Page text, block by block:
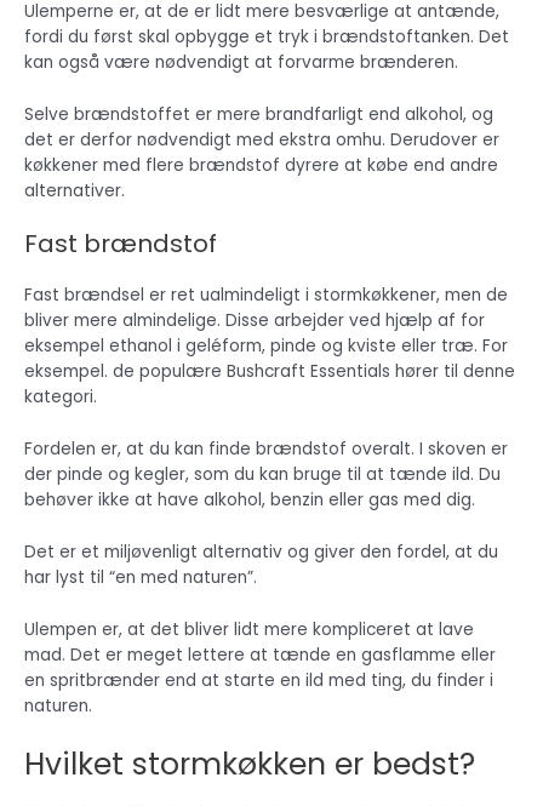
Ulemperne er, at de er lidt mere besværlige at antænde,
fordi du først skal opbygge et tryk i brændstoftanken. Det
kan også være nødvendigt at forvarme brænderen.
Selve brændstoffet er mere brandfarligt end alkohol, og
det er derfor nødvendigt med ekstra omhu. Derudover er
køkkener med flere brændstof dyrere at købe end andre
alternativer.
Fast brændstof
Fast brændsel er ret ualmindeligt i stormkøkkener, men de
bliver mere almindelige. Disse arbejder ved hjælp af for
eksempel ethanol i geléform, pinde og kviste eller træ. For
eksempel. de populære Bushcraft Essentials hører til denne
kategori.
Fordelen er, at du kan finde brændstof overalt. I skoven er
der pinde og kegler, som du kan bruge til at tænde ild. Du
behøver ikke at have alkohol, benzin eller gas med dig.
Det er et miljøvenligt alternativ og giver den fordel, at du
har lyst til “en med naturen”.
Ulempen er, at det bliver lidt mere kompliceret at lave
mad. Det er meget lettere at tænde en gasflamme eller
en spritbrænder end at starte en ild med ting, du finder i
naturen.
Hvilket stormkøkken er bedst?